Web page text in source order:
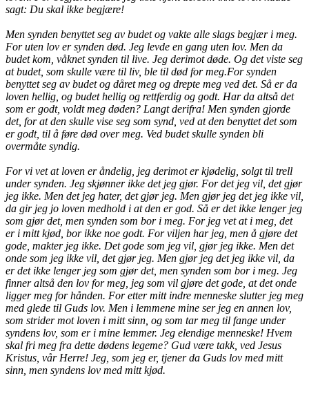
sagt: Du skal ikke begjære!
Men synden benyttet seg av budet og vakte alle slags begjær i meg.
For uten lov er synden død. Jeg levde en gang uten lov. Men da
budet kom, våknet synden til live. Jeg derimot døde. Og det viste seg
at budet, som skulle være til liv, ble til død for meg.For synden
benyttet seg av budet og dåret meg og drepte meg ved det. Så er da
loven hellig, og budet hellig og rettferdig og godt. Har da altså det
som er godt, voldt meg døden? Langt derifra! Men synden gjorde
det, for at den skulle vise seg som synd, ved at den benyttet det som
er godt, til å føre død over meg. Ved budet skulle synden bli
overmåte syndig.
For vi vet at loven er åndelig, jeg derimot er kjødelig, solgt til trell
under synden. Jeg skjønner ikke det jeg gjør. For det jeg vil, det gjør
jeg ikke. Men det jeg hater, det gjør jeg. Men gjør jeg det jeg ikke vil,
da gir jeg jo loven medhold i at den er god. Så er det ikke lenger jeg
som gjør det, men synden som bor i meg. For jeg vet at i meg, det
er i mitt kjød, bor ikke noe godt. For viljen har jeg, men å gjøre det
gode, makter jeg ikke. Det gode som jeg vil, gjør jeg ikke. Men det
onde som jeg ikke vil, det gjør jeg. Men gjør jeg det jeg ikke vil, da
er det ikke lenger jeg som gjør det, men synden som bor i meg. Jeg
finner altså den lov for meg, jeg som vil gjøre det gode, at det onde
ligger meg for hånden. For etter mitt indre menneske slutter jeg meg
med glede til Guds lov. Men i lemmene mine ser jeg en annen lov,
som strider mot loven i mitt sinn, og som tar meg til fange under
syndens lov, som er i mine lemmer. Jeg elendige menneske! Hvem
skal fri meg fra dette dødens legeme? Gud være takk, ved Jesus
Kristus, vår Herre! Jeg, som jeg er, tjener da Guds lov med mitt
sinn, men syndens lov med mitt kjød.